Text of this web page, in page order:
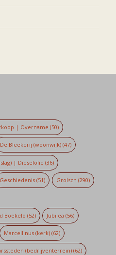
| Overname (50)
De Bleekerij (woonwijk) (47)
| Dieselolie (36)
Geschiedenis (51) Grolsch (290)
Boekelo (52) Jubilea (56)
Marcellinus (kerk)(62)
(bedrijventerrein)(62)